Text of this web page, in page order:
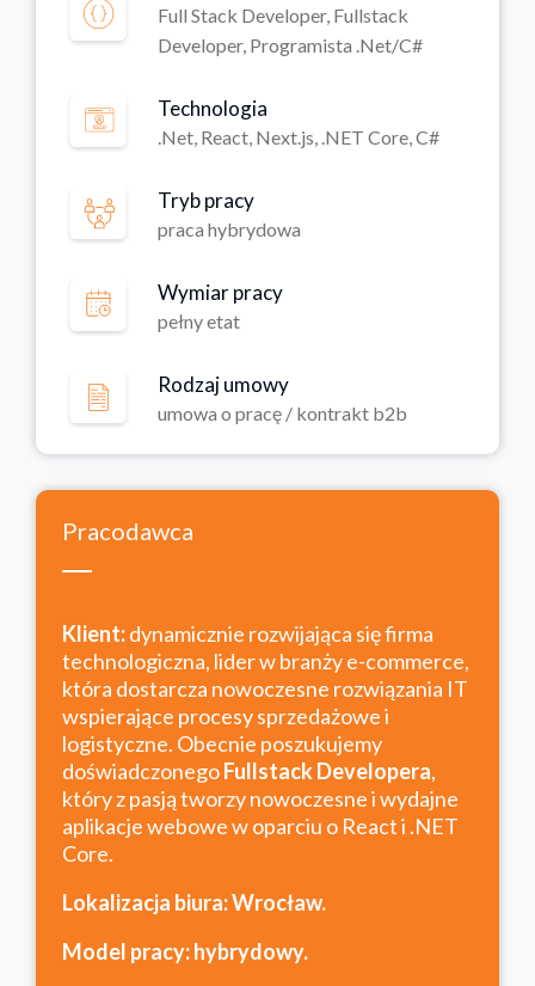
Full Stack Developer, Fullstack
Developer, Programista .Net/C#
Technologia
.Net, React, Next.js, .NET Core, C#
Tryb pracy
praca hybrydowa
Wymiar pracy
pełny etat
Rodzaj umowy
umowa o pracę / kontrakt b2b
Pracodawca
Klient:dynamicznie rozwijająca się firma
technologiczna, lider w branży e-commerce,
która dostarcza nowoczesne rozwiązania IT
wspierające procesy sprzedażowe i
logistyczne. Obecnie poszukujemy
doświadczonegoFullstack Developera,
który z pasją tworzy nowoczesne i wydajne
aplikacje webowe w oparciu o React i .NET
Core.
Lokalizacja biura: Wrocław.
Model pracy: hybrydowy.